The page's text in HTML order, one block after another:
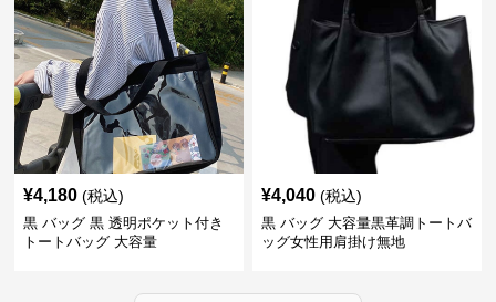
¥4,180 (税込)
黒 バッグ 黒 透明ポケット付き
トートバッグ 大容量
¥4,040 (税込)
黒 バッグ 大容量黒革調トートバ
ッグ女性用肩掛け無地